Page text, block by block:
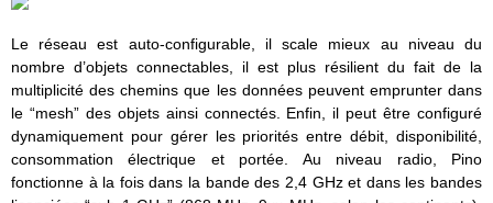
Le réseau est auto-configurable, il scale mieux au niveau du
nombre d’objets connectables, il est plus résilient du fait de la
multiplicité des chemins que les données peuvent emprunter dans
le “mesh” des objets ainsi connectés. Enfin, il peut être configuré
dynamiquement pour gérer les priorités entre débit, disponibilité,
consommation électrique et portée. Au niveau radio, Pino
fonctionne à la fois dans la bande des 2,4 GHz et dans les bandes